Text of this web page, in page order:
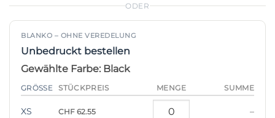
ODER
BLANKO – OHNE VEREDELUNG
Unbedruckt bestellen
Gewählte Farbe: Black
GRÖSSE STÜCKPREIS MENGE SUMME
XS CHF 62.55 –